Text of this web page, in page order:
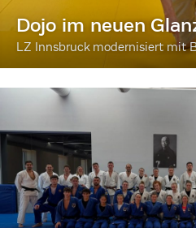
Dojo im neuen
LZ Innsbruck modernisiert mit